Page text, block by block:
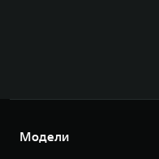
Модели